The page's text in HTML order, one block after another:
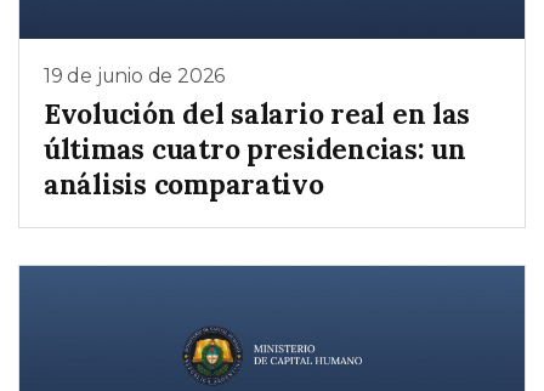
19 de junio de 2026
Evolución del salario real en las
últimas cuatro presidencias: un
análisis comparativo